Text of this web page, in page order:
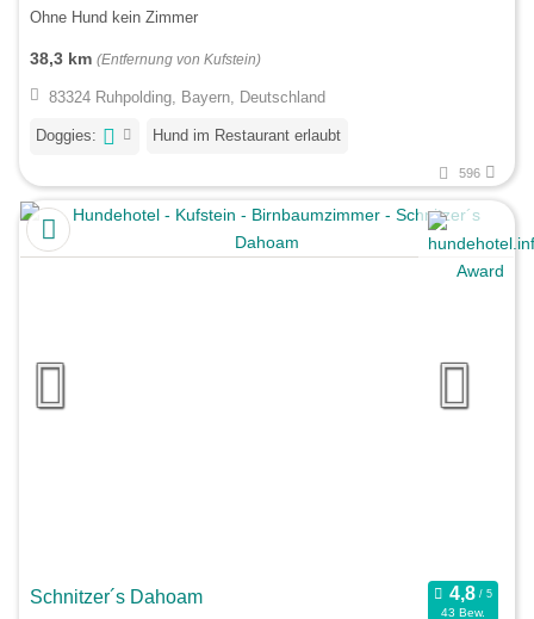
Ohne Hund kein Zimmer
38,3 km (Entfernung von Kufstein)
83324 Ruhpolding, Bayern, Deutschland
Doggies: Hund im Restaurant erlaubt
596
Schnitzer´s Dahoam
43 Bew.